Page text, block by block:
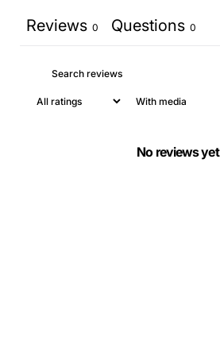
Reviews 0 Questions 0
With media
No reviews yet